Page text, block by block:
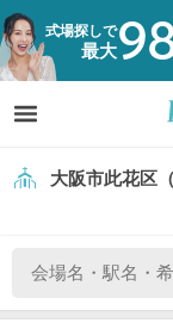
式場探しで
最大
大阪市此花区